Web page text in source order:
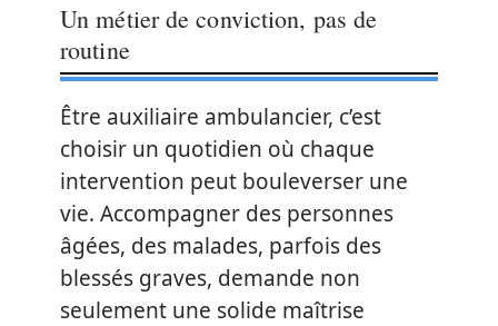
Un métier de conviction, pas de
routine
Être auxiliaire ambulancier, c’est
choisir un quotidien où chaque
intervention peut bouleverser une
vie. Accompagner des personnes
âgées, des malades, parfois des
blessés graves, demande non
seulement une solide maîtrise